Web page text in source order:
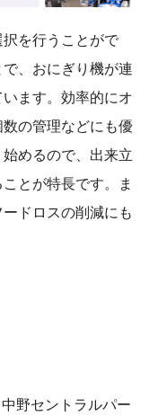
を行うことがで
、おにぎり機が連
ます。効率的にオ
の管理などにも優
めるので、出来立
とが特長です。ま
ドロスの削減にも
野セントラルパー